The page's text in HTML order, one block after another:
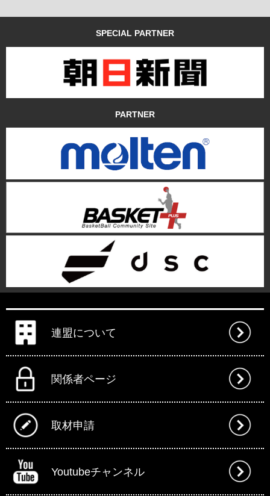
SPECIAL PARTNER
PARTNER
連盟について
関係者ページ
取材申請
Youtubeチャンネル